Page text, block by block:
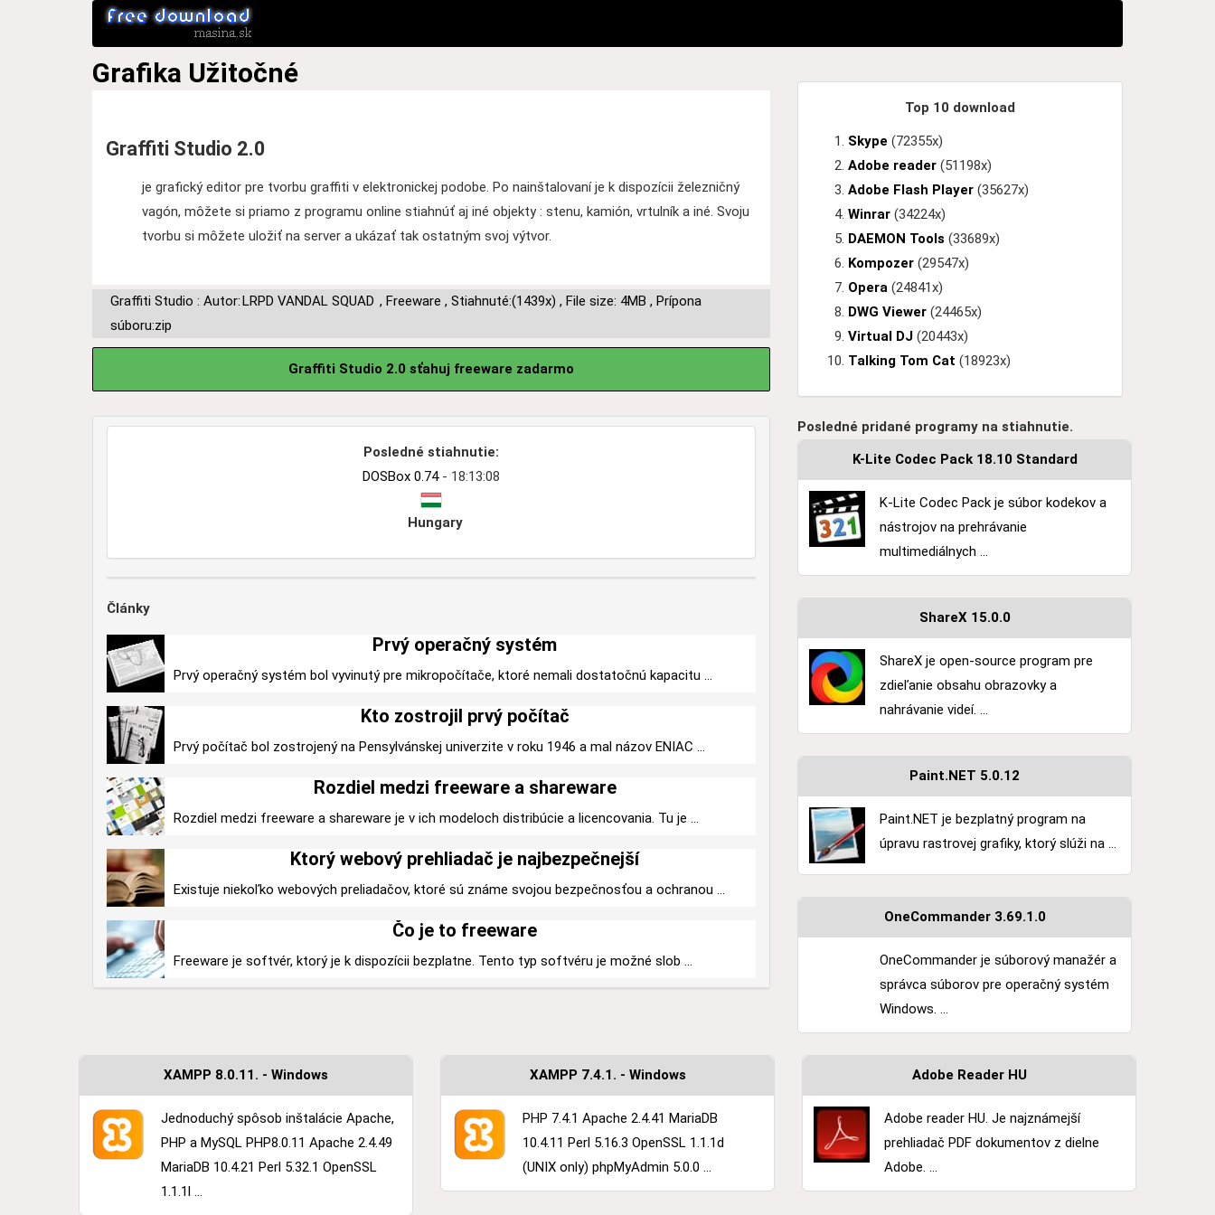
Grafika Užitočné
Graffiti Studio 2.0
je grafický editor pre tvorbu graffiti v elektronickej podobe. Po nainštalovaní je k dispozícii železničný
vagón, môžete si priamo z programu online stiahnúť aj iné objekty : stenu, kamión, vrtulník a iné. Svoju
tvorbu si môžete uložiť na server a ukázať tak ostatným svoj výtvor.
Graffiti Studio : Autor:LRPD VANDAL SQUAD , Freeware , Stiahnuté:(1439x) , File size: 4MB , Prípona
súboru:zip
Graffiti Studio 2.0 sťahuj freeware zadarmo
Posledné stiahnutie:
DOSBox 0.74- 18:13:08
Hungary
Články
Prvý operačný systém
Prvý operačný systém bol vyvinutý pre mikropočítače, ktoré nemali dostatočnú kapacitu ...
Kto zostrojil prvý počítač
Prvý počítač bol zostrojený na Pensylvánskej univerzite v roku 1946 a mal názov ENIAC ...
Rozdiel medzi freeware a shareware
Rozdiel medzi freeware a shareware je v ich modeloch distribúcie a licencovania. Tu je ...
Ktorý webový prehliadač je najbezpečnejší
Existuje niekoľko webových preliadačov, ktoré sú známe svojou bezpečnosťou a ochranou ...
Čo je to freeware
Freeware je softvér, ktorý je k dispozícii bezplatne. Tento typ softvéru je možné slob ...
Top 10 download
Skype (72355x)
Adobe reader (51198x)
Adobe Flash Player (35627x)
Winrar (34224x)
DAEMON Tools (33689x)
Kompozer (29547x)
Opera (24841x)
DWG Viewer (24465x)
Virtual DJ (20443x)
Talking Tom Cat (18923x)
Posledné pridané programy na stiahnutie.
K-Lite Codec Pack 18.10 Standard
K-Lite Codec Pack je súbor kodekov a
nástrojov na prehrávanie
multimediálnych ...
ShareX 15.0.0
ShareX je open-source program pre
zdieľanie obsahu obrazovky a
nahrávanie videí. ...
Paint.NET 5.0.12
Paint.NET je bezplatný program na
úpravu rastrovej grafiky, ktorý slúži na ...
OneCommander 3.69.1.0
OneCommander je súborový manažér a
správca súborov pre operačný systém
Windows. ...
XAMPP 8.0.11. - Windows
Jednoduchý spôsob inštalácie Apache,
PHP a MySQL PHP8.0.11 Apache 2.4.49
MariaDB 10.4.21 Perl 5.32.1 OpenSSL
1.1.1l ...
XAMPP 7.4.1. - Windows
PHP 7.4.1 Apache 2.4.41 MariaDB
10.4.11 Perl 5.16.3 OpenSSL 1.1.1d
(UNIX only) phpMyAdmin 5.0.0 ...
Adobe Reader HU
Adobe reader HU. Je najznámejší
prehliadač PDF dokumentov z dielne
Adobe. ...